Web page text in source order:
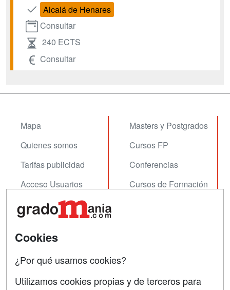
Alcalá de Henares
Consultar
240 ECTS
Consultar
Mapa
Quienes somos
Tarifas publicidad
Acceso Usuarios
Acceso Centros
Masters y Postgrados
Cursos FP
Conferencias
Cursos de Formación
Contactar
Cookies
¿Por qué usamos cookies?
Utilizamos cookies propias y de terceros para